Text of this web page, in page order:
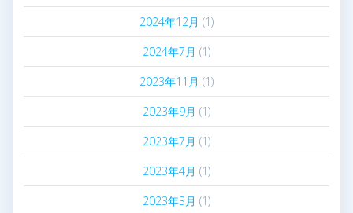
2024年12月 (1)
2024年7月 (1)
2023年11月 (1)
2023年9月 (1)
2023年7月 (1)
2023年4月 (1)
2023年3月 (1)